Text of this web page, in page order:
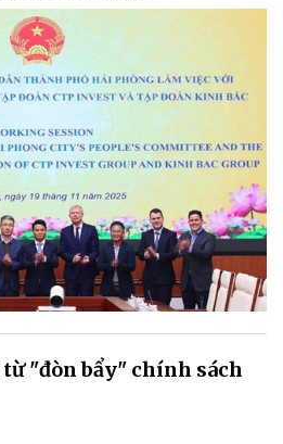
"đòn bẩy" chính sách